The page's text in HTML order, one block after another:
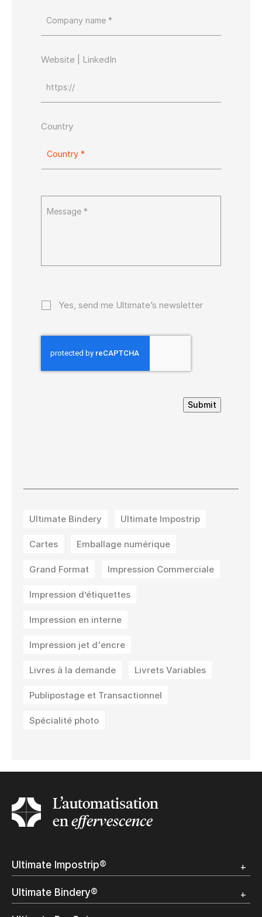
Website | LinkedIn
Country
Yes, send me Ultimate’s newsletter
Submit
Ultimate Bindery Ultimate Impostrip
Cartes Emballage numérique
Grand Format Impression Commerciale
Impression d’étiquettes
Impression en interne
Impression jet d'encre
Livres à la demande Livrets Variables
Publipostage et Transactionnel
Spécialité photo
L’automatisation
eneffervescence
Ultimate Impostrip®
Démo
Ultimate Bindery®